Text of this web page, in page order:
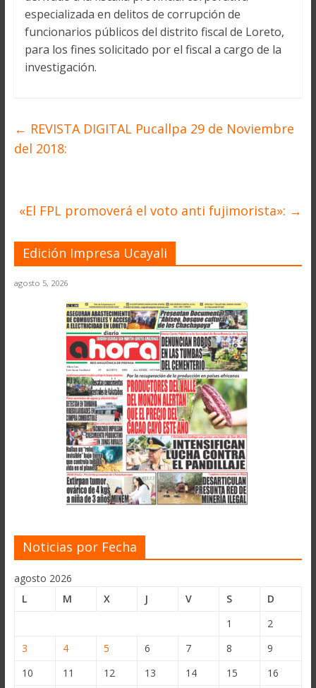
especializada en delitos de corrupción de
funcionarios públicos del distrito fiscal de Loreto,
para los fines solicitado por el fiscal a cargo de la
investigación.
← REVISTA DIGITAL Pucallpa 29 de Noviembre
del 2018:
«El FPL promoverá el voto anti fujimorista»: →
Edición Impresa Ucayali
agosto 5, 2026
Noticias por Fecha
agosto 2026
L
M X J V S
D
1
2
3
4 5 6 7 8
9
10
11 12 13 14 15
16